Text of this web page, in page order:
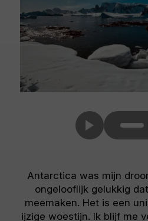
Antarctica was mijn
ongelooflijk gelukkig
meemaken. Het is een
ijzige woestijn. Ik blijf me